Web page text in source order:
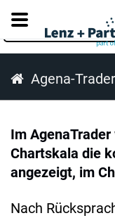
Agena-Trader
Im
Chartskala die
angezeigt, im
Nach